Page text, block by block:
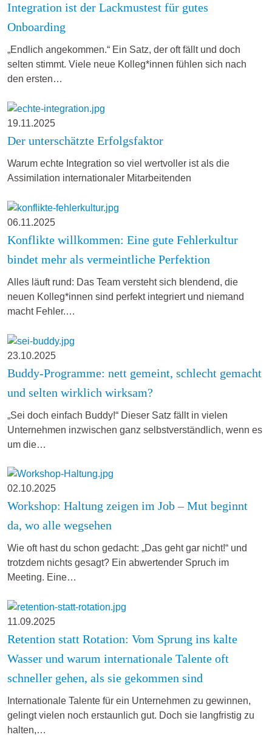
Integration ist der Lackmustest für gutes
Onboarding
„Endlich angekommen.“ Ein Satz, der oft fällt und doch
selten stimmt. Viele neue Kolleg*innen fühlen sich nach
den ersten…
19.11.2025
Der unterschätzte Erfolgsfaktor
Warum echte Integration so viel wertvoller ist als die
Assimilation internationaler Mitarbeitenden
06.11.2025
Konflikte willkommen: Eine gute Fehlerkultur
bindet mehr als vermeintliche Perfektion
Alles läuft rund: Das Team versteht sich blendend, die
neuen Kolleg*innen sind perfekt integriert und niemand
macht Fehler.…
23.10.2025
Buddy-Programme: nett gemeint, schlecht gemacht
und selten wirklich wirksam?
„Sei doch einfach Buddy!“ Dieser Satz fällt in vielen
Unternehmen inzwischen ganz selbstverständlich, wenn es
um die…
02.10.2025
Workshop: Haltung zeigen im Job – Mut beginnt
da, wo alle wegsehen
Wie oft hast du schon gedacht: „Das geht gar nicht!“ und
trotzdem nichts gesagt? Ein abwertender Spruch im
Meeting. Eine…
11.09.2025
Retention statt Rotation: Vom Sprung ins kalte
Wasser und warum internationale Talente oft
schneller gehen, als sie gekommen sind
Internationale Talente für ein Unternehmen zu gewinnen,
gelingt vielen noch erstaunlich gut. Doch sie langfristig zu
halten,…